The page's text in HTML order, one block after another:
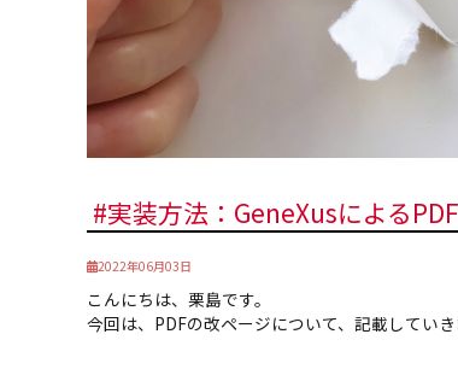
#実装方法：GeneXusによる
2022年06月03日
こんにちは、栗島です。
今回は、PDFの改ページについて、記載していき